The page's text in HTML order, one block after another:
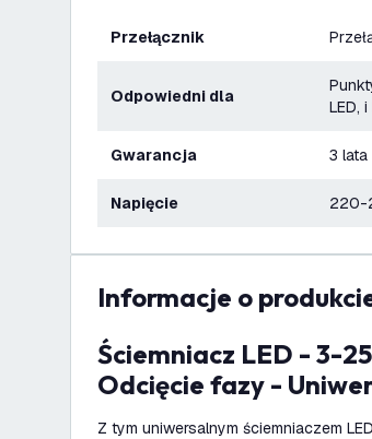
Przełącznik
Odpowiedni dla
LED,
Gwarancja 3 lata
Napięcie 220-
informacje o
Ściemniacz LED - 3-250W - 220-240V -
Odcięcie fazy -
Z tym uniwersalnym ściemniaczem